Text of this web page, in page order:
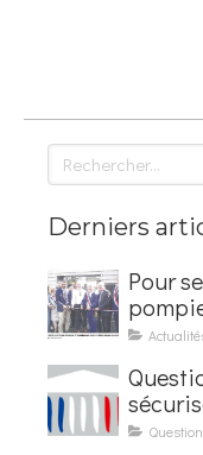
Rechercher
Derniers
Pour